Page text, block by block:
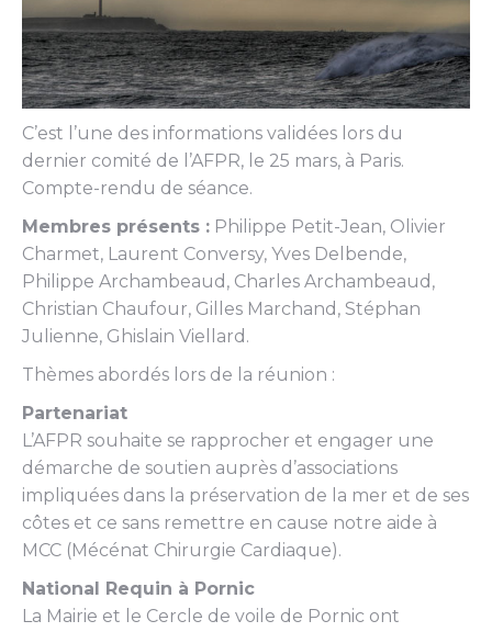
C’est l’une des informations validées lors du
dernier comité de l’AFPR, le 25 mars, à Paris.
Compte-rendu de séance.
Membres présents : Philippe Petit-Jean, Olivier
Charmet, Laurent Conversy, Yves Delbende,
Philippe Archambeaud, Charles Archambeaud,
Christian Chaufour, Gilles Marchand, Stéphan
Julienne, Ghislain Viellard.
Thèmes abordés lors de la réunion :
Partenariat
L’AFPR souhaite se rapprocher et engager une
démarche de soutien auprès d’associations
impliquées dans la préservation de la mer et de ses
côtes et ce sans remettre en cause notre aide à
MCC (Mécénat Chirurgie Cardiaque).
National Requin à Pornic
La Mairie et le Cercle de voile de Pornic ont